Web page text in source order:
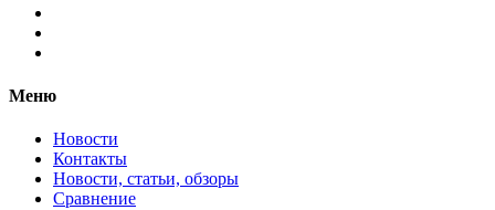
Меню
Новости
Контакты
Новости, статьи, обзоры
Сравнение